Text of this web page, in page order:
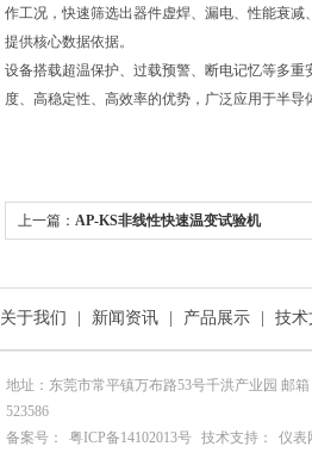
作工况，快速筛选出器件虚焊、漏电、性能衰
提供核心数据依据。
设备搭载超温保护、过载预警、断电记忆等多
度、高稳定性、高效率的优势，广泛应用于半
上一篇： AP-KS非线性快速温变试验机
关于我们 新闻资讯 产品展示 技术
地址：东莞市常平镇万布路53号千洪产业园 邮箱
523586
备案号：
粤ICP备14102013号 技术支持： 仪表